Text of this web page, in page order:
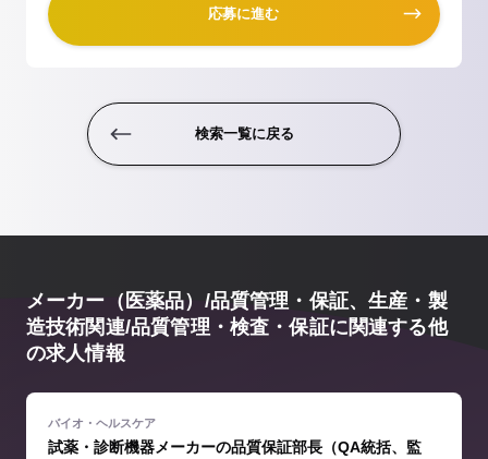
応募に進む
検索一覧に戻る
メーカー（医薬品）/品質管理・保証、生産・製
造技術関連/品質管理・検査・保証に関連する他
の求人情報
試薬・診断機器メーカーの品質保証部長（QA統括、監